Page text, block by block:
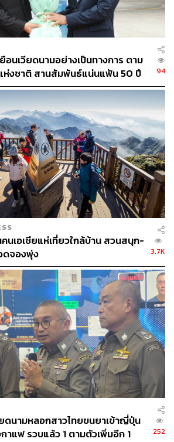
กาศดีชาวเมืองจำนวนมากก็จะพร้อม
ทุกค่ำวันศุกร์ เสาร์ หัวมังกรที่ดูนิ่งๆ จะ
พร้อมแสงสีจากหลอด LED ที่ทำให้
มีชีวิต
ลล์
นังคือยอดเขาที่มีอากาศหนาวเย็นตลอด
านาฮิลล์’ เพราะอุดมไปด้วยต้นกล้วยที่
ในอดีตบานาฮิลล์เคยเป็นสถานที่ตาก
นิคมฝรั่งเศส แต่ปัจจุบันคือเมืองขนาด
โรงแรม ธีมพาร์ก โรงภาพยนตร์สามมิติ
รทรงยุโรปที่แทบทุกจุดสามารถเป็นมุม
เย็น ราวกับหายตัวไปอยู่สักเมืองใน
อนเวียดนามอย่างเป็นทางการ ตาม
ห่งชาติ สานสัมพันธ์แน่นแฟ้น 50 ปี
94
นเอเชียแห่เที่ยวใกล้บ้าน สวนสนุก-
จองพุ่ง
3.7K
ดนามหลอกสาวไทยขนยาเข้าญี่ปุ่น
าแฟ รวบแล้ว 1 ตามตัวเพิ่มอีก 1
252